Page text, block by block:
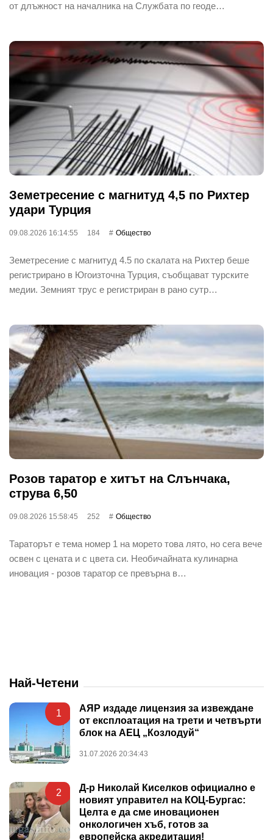
от длъжност на началника на Службата по геоде…
Земетресение с магнитуд 4,5 по Рихтер
удари Турция
09.08.2026 16:14:55 184 Общество
Земетресение с магнитуд 4.5 по скалата на Рихтер беше
регистрирано в Югоизточна Турция, съобщават турските
медии. Земният трус е регистриран в рано сутр…
Розов таратор е хитът на Слънчака,
струва 6,50
09.08.2026 15:58:45 252 Общество
Тараторът е тема номер 1 на морето това лято, но сега вече
освен с цената и с цвета си. Необичайната кулинарна
иновация - розов таратор се превърна в…
Най-Четени
1
АЯР издаде лицензия за извеждане
от експлоатация на трети и четвърти
блок на АЕЦ „Козлодуй“
31.07.2026 20:34:43
2
Д-р Николай Киселков официално е
новият управител на КОЦ-Бургас:
Целта е да сме иновационен
онкологичен хъб, готов за
европейска акредитация!